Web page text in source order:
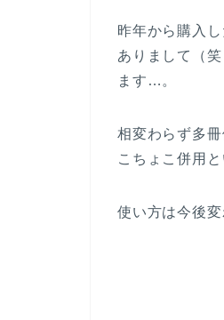
昨年から購入
ありまして（
ます…。
相変わらず多
こちょこ併用
使い方は今後